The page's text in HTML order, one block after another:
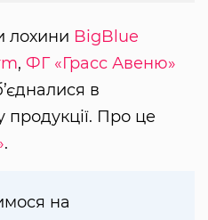
лохини BigBlue
, ФГ «Грасс Авеню»
в
продукції. Про це
.
на